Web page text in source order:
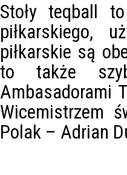
Stoły teqball
piłkarskiego,
piłkarskie są
to także
Ambasadorami
Wicemistrzem
Polak – Adrian